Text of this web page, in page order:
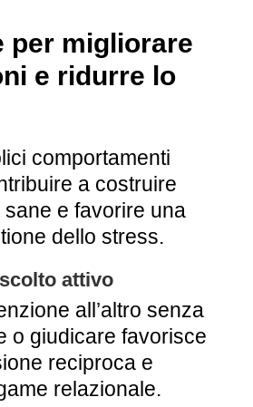
per migliorare
e ridurre lo
comportamenti
a costruire
e favorire una
dello stress.
attivo
all’altro senza
o giudicare favorisce
reciproca e
relazionale.